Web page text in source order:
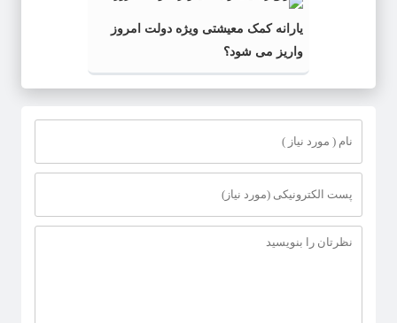
یارانه کمک معیشتی ویژه دولت امروز
واریز می شود؟